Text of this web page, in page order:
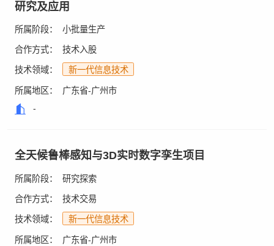
研究及应用
所属阶段： 小批量生产
合作方式： 技术入股
技术领域： 新一代信息技术
所属地区：
广东省-广州市
-
全天候鲁棒感知与3D实时数字孪生项目
所属阶段： 研究探索
合作方式： 技术交易
技术领域： 新一代信息技术
所属地区：
广东省-广州市